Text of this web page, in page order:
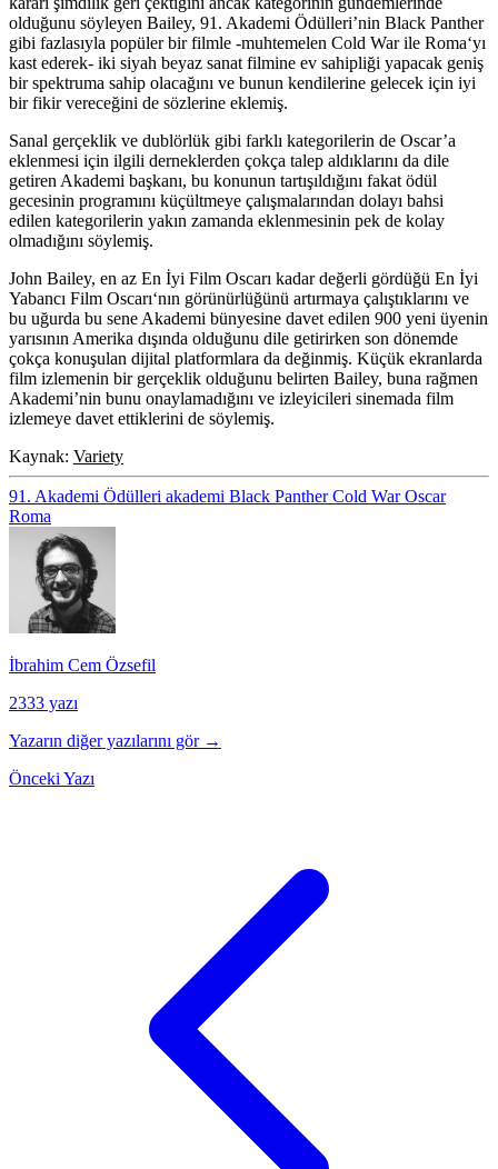
olduğunu söyleyen Bailey, 91. Akademi Ödülleri’nin Black Panther
gibi fazlasıyla popüler bir filmle -muhtemelen Cold Warile Roma‘yı
kast ederek- iki siyah beyaz sanat filmine ev sahipliği yapacak geniş
bir spektruma sahip olacağını ve bunun kendilerine gelecek için iyi
bir fikir vereceğini de sözlerine eklemiş.
Sanal gerçeklik ve dublörlük gibi farklı kategorilerin de Oscar’a
eklenmesi için ilgili derneklerden çokça talep aldıklarını da dile
getiren Akademi başkanı, bu konunun tartışıldığını fakat ödül
gecesinin programını küçültmeye çalışmalarından dolayı bahsi
edilen kategorilerin yakın zamanda eklenmesinin pek de kolay
olmadığını söylemiş.
John Bailey, en az En İyi Film Oscarı kadar değerli gördüğü En İyi
Yabancı Film Oscarı‘nın görünürlüğünü artırmaya çalıştıklarını ve
bu uğurda bu sene Akademi bünyesine davet edilen 900 yeni üyenin
yarısının Amerika dışında olduğunu dile getirirken son dönemde
çokça konuşulan dijital platformlara da değinmiş. Küçük ekranlarda
film izlemenin bir gerçeklik olduğunu belirten Bailey, buna rağmen
Akademi’nin bunu onaylamadığını ve izleyicileri sinemada film
izlemeye davet ettiklerini de söylemiş.
Kaynak: Variety
91. Akademi Ödülleri akademi Black PantherCold WarOscar
Roma
İbrahim Cem Özsefil
2333 yazı
Yazarın diğer yazılarını gör →
Önceki Yazı